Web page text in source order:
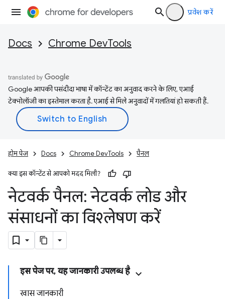
प्रवेश करें
Docs Chrome DevTools
Google आपकी पसंदीदा भाषा में कॉन्टेंट का अनुवाद करने के लिए, एआई
टेक्नोलॉजी का इस्तेमाल करता है. एआई से मिले अनुवादों में गलतियां हो सकती हैं.
होम पेज Docs Chrome DevTools पैनल
क्या इस कॉन्टेंट से आपको मदद मिली?
नेटवर्क पैनल: नेटवर्क लोड और
संसाधनों का विश्लेषण करें
इस पेज पर, यह जानकारी उपलब्ध है
खास जानकारी